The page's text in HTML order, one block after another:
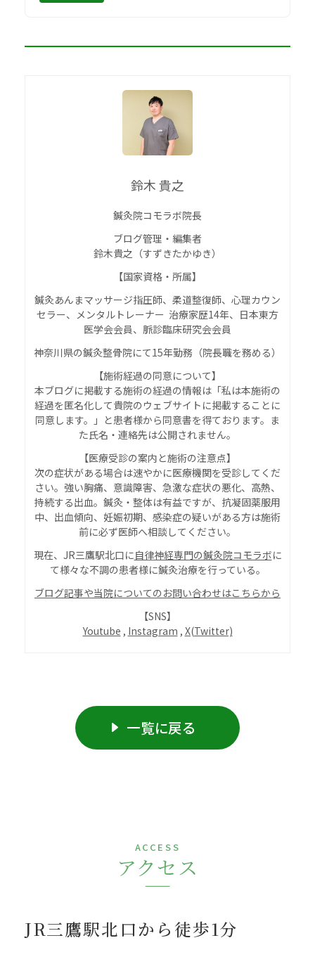
鈴木 貴之
鍼灸院コモラボ院長
ブログ管理・編集者
鈴木貴之（すずきたかゆき）
【国家資格・所属】
鍼灸あんまマッサージ指圧師、柔道整復師、心理カウン
セラー、メンタルトレーナー 治療家歴14年、日本東方
医学会会員、脈診臨床研究会会員
神奈川県の鍼灸整骨院にて15年勤務（院長職を務める）
【施術経過の同意について】
本ブログに掲載する施術の経過の情報は「私は本施術の
経過を匿名化して貴院のウェブサイトに掲載することに
同意します。」と患者様から同意書を得ております。ま
た氏名・連絡先は公開されません。
【医療受診の案内と施術の注意点】
次の症状がある場合は速やかに医療機関を受診してくだ
さい。強い胸痛、意識障害、急激な症状の悪化、高熱、
持続する出血。鍼灸・整体は有益ですが、抗凝固薬服用
中、出血傾向、妊娠初期、感染症の疑いがある方は施術
前に必ず医師へ相談してください。
現在、JR三鷹駅北口に自律神経専門の鍼灸院コモラボに
て様々な不調の患者様に鍼灸治療を行っている。
ブログ記事や当院についてのお問い合わせはこちらから
【SNS】
Youtube , Instagram , X(Twitter)
一覧に戻る
ACCESS
アクセス
JR三鷹駅北口から徒歩1分